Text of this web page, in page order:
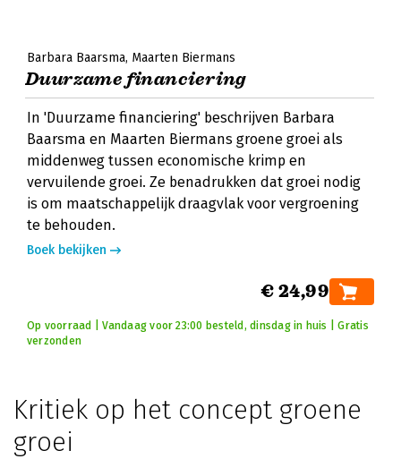
Barbara Baarsma Maarten Biermans
Duurzame financiering
In 'Duurzame financiering' beschrijven Barbara
Baarsma en Maarten Biermans groene groei als
middenweg tussen economische krimp en
vervuilende groei. Ze benadrukken dat groei nodig
is om maatschappelijk draagvlak voor vergroening
te behouden.
Boek bekijken
€ 24,99
Op voorraad | Vandaag voor 23:00 besteld, dinsdag in huis | Gratis
verzonden
Kritiek op het concept groene
groei